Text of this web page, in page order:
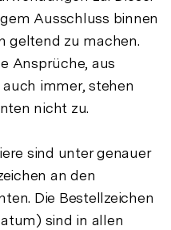
Ausschluss binnen
geltend zu machen.
Ansprüche, aus
immer, stehen
nicht zu.
sind unter genauer
an den
Die Bestellzeichen
sind in allen